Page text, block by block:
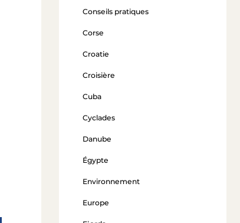
Conseils pratiques
Corse
Croatie
Croisière
Cuba
Cyclades
Danube
Égypte
Environnement
Europe